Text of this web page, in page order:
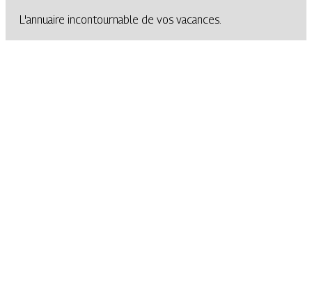
L'annuaire incontournable de vos vacances.